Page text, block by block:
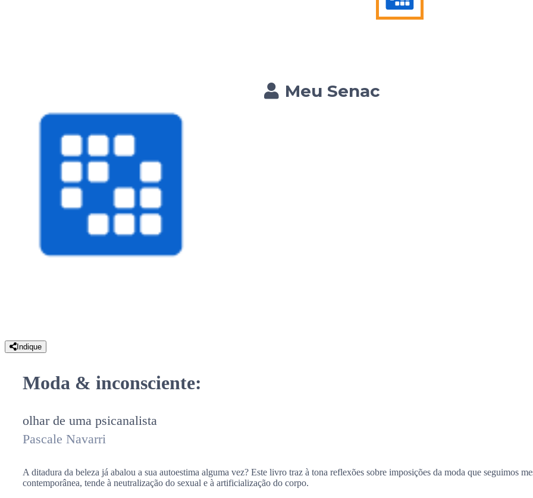
Meu Senac
Indique
Moda & inconsciente:
olhar de uma psicanalista
Pascale Navarri
A ditadura da beleza já abalou a sua autoestima alguma vez? Este livro traz à tona reflexões sobre imposições da moda que seguimos
contemporânea, tende à neutralização do sexual e à artificialização do corpo.